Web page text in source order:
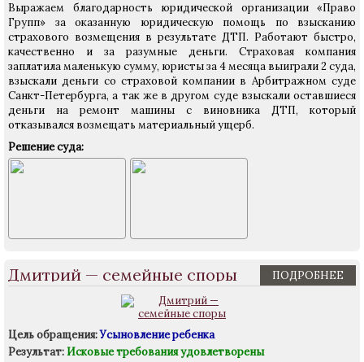
Выражаем благодарность юридической организации «Право
Групп» за оказанную юридическую помощь по взысканию
страхового возмещения в результате ДТП. Работают быстро,
качественно и за разумные деньги. Страховая компания
заплатила маленькую сумму, юристы за 4 месяца выиграли 2 суда,
взыскали деньги со страховой компании в Арбитражном суде
Санкт-Петербурга, а так же в другом суде взыскали оставшиеся
деньги на ремонт машины с виновника ДТП, который
отказывался возмещать материальный ущерб.
Решение суда:
Дмитрий — семейные споры ПОДРОБНЕЕ
Цель обращения:Усыновление ребенка
Результат:Исковые требования удовлетворены